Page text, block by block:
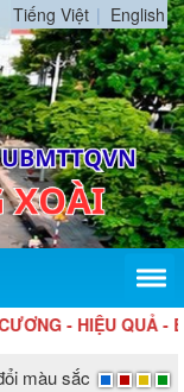
Tiếng Việt English
QUẢ - BỨT PHÁ "
màu sắc